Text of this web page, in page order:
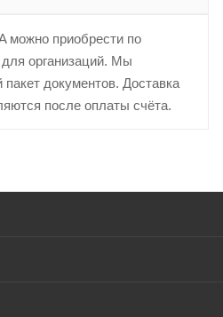
можно приобрести по
организаций. Мы
документов. Доставка
после оплаты счёта.